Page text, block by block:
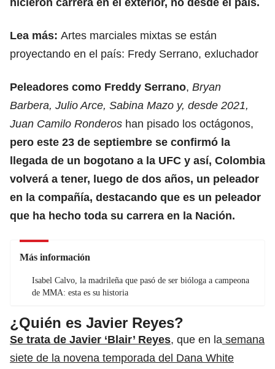
Lea más: Artes marciales mixtas se están
proyectando en el país: Fredy Serrano, exluchador
Peleadores como Freddy Serrano, Bryan
Barbera, Julio Arce, Sabina Mazo y, desde 2021,
Juan Camilo Ronderos han pisado los octágonos,
pero este 23 de septiembre se confirmó la
llegada de un bogotano a la UFC y así, Colombia
volverá a tener, luego de dos años, un peleador
en la compañía, destacando que es un peleador
que ha hecho toda su carrera en la Nación.
Más información
Isabel Calvo, la madrileña que pasó de ser bióloga a campeona
de MMA: esta es su historia
¿Quién es Javier Reyes?
Se trata de Javier ‘Blair’ Reyes, que en la semana
siete de la novena temporada del Dana White